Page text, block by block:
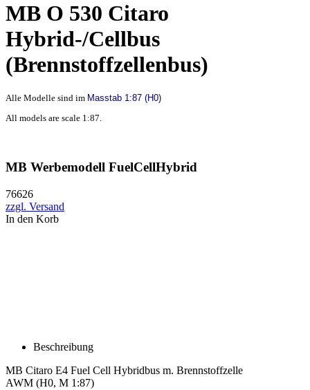
MB O 530 Citaro
Hybrid-/Cellbus
(Brennstoffzellenbus)
Alle Modelle sind im Masstab 1:87 (H0)
All models are scale 1:87.
MB Werbemodell FuelCellHybrid
76626
zzgl. Versand
In den Korb
Beschreibung
MB Citaro E4 Fuel Cell Hybridbus m. Brennstoffzelle
AWM (H0, M 1:87)